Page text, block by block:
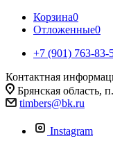
Корзина0
Отложенные0
+7 (901) 763-83-
Контактная
Брянская область,
timbers@bk.ru
Instagram